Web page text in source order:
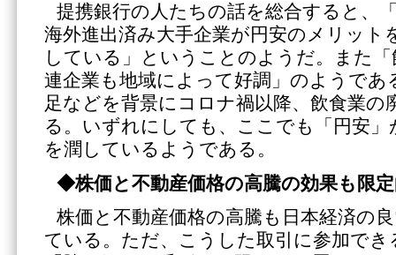
提携銀行の人たちの話を総合すると、
海外進出済み大手企業が円安のメリット
している」ということのようだ。また
連企業も地域によって好調」のようであ
足などを背景にコロナ禍以降、飲食業の
る。いずれにしても、ここでも「円安」
を潤しているようである。
◆株価と不動産価格の高騰の効果も限
株価と不動産価格の高騰も日本経済の
ている。ただ、こうした取引に参加で